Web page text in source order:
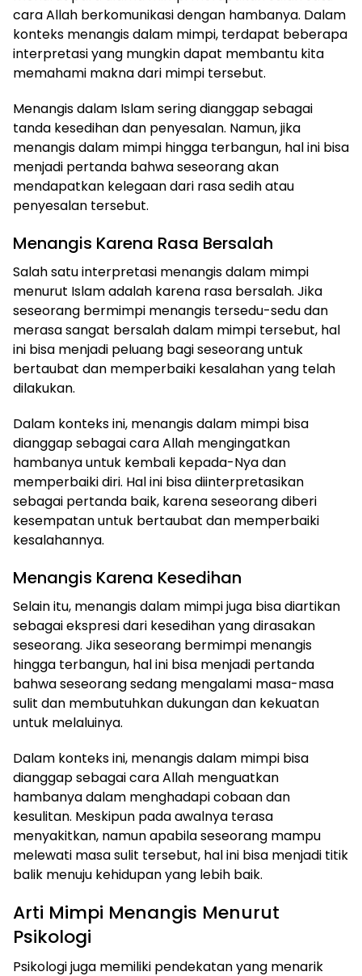
cara Allah berkomunikasi dengan hambanya. Dalam
konteks menangis dalam mimpi, terdapat beberapa
interpretasi yang mungkin dapat membantu kita
memahami makna dari mimpi tersebut.
Menangis dalam Islam sering dianggap sebagai
tanda kesedihan dan penyesalan. Namun, jika
menangis dalam mimpi hingga terbangun, hal ini bisa
menjadi pertanda bahwa seseorang akan
mendapatkan kelegaan dari rasa sedih atau
penyesalan tersebut.
Menangis Karena Rasa Bersalah
Salah satu interpretasi menangis dalam mimpi
menurut Islam adalah karena rasa bersalah. Jika
seseorang bermimpi menangis tersedu-sedu dan
merasa sangat bersalah dalam mimpi tersebut, hal
ini bisa menjadi peluang bagi seseorang untuk
bertaubat dan memperbaiki kesalahan yang telah
dilakukan.
Dalam konteks ini, menangis dalam mimpi bisa
dianggap sebagai cara Allah mengingatkan
hambanya untuk kembali kepada-Nya dan
memperbaiki diri. Hal ini bisa diinterpretasikan
sebagai pertanda baik, karena seseorang diberi
kesempatan untuk bertaubat dan memperbaiki
kesalahannya.
Menangis Karena Kesedihan
Selain itu, menangis dalam mimpi juga bisa diartikan
sebagai ekspresi dari kesedihan yang dirasakan
seseorang. Jika seseorang bermimpi menangis
hingga terbangun, hal ini bisa menjadi pertanda
bahwa seseorang sedang mengalami masa-masa
sulit dan membutuhkan dukungan dan kekuatan
untuk melaluinya.
Dalam konteks ini, menangis dalam mimpi bisa
dianggap sebagai cara Allah menguatkan
hambanya dalam menghadapi cobaan dan
kesulitan. Meskipun pada awalnya terasa
menyakitkan, namun apabila seseorang mampu
melewati masa sulit tersebut, hal ini bisa menjadi titik
balik menuju kehidupan yang lebih baik.
Arti Mimpi Menangis Menurut
Psikologi
Psikologi juga memiliki pendekatan yang menarik